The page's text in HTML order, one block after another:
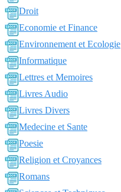
Droit
Economie et Finance
Environnement et Ecologie
Informatique
Lettres et Memoires
Livres Audio
Livres Divers
Medecine et Sante
Poesie
Religion et Croyances
Romans